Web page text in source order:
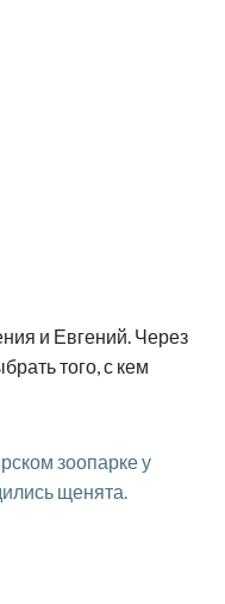
и Евгений. Через
того, с кем
зоопарке у
щенята.